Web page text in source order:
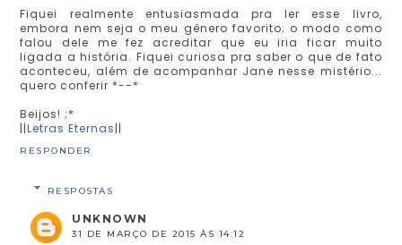
Fiquei realmente entusiasmada pra ler esse livro,
embora nem seja o meu gênero favorito; o modo como
falou dele me fez acreditar que eu iria ficar muito
ligada a história. Fiquei curiosa pra saber o que de fato
aconteceu, além de acompanhar Jane nesse mistério...
quero conferir *--*
Beijos! ;*
||Letras Eternas||
RESPONDER
RESPOSTAS
UNKNOWN
31 DE MARÇO DE 2015 ÀS 14:12